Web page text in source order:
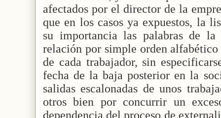
afectados por el director de la
que en los casos ya expuestos, la
su importancia las palabras de la
relación por simple orden
de cada trabajador, sin
fecha de la baja posterior en la
salidas escalonadas de unos
otros bien por concurrir un
dependencia del proceso de